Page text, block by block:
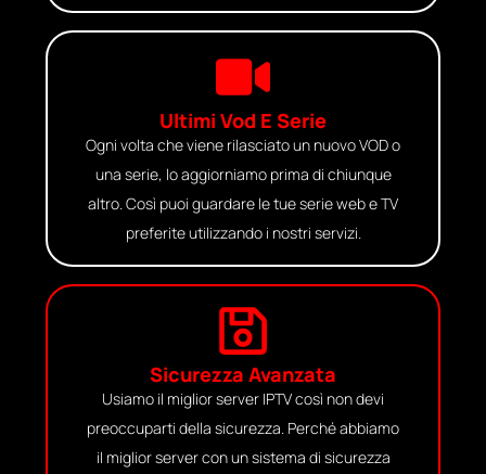
Ultimi Vod E Serie
Ogni volta che viene rilasciato un nuovo VOD o
una serie, lo aggiorniamo prima di chiunque
altro. Così puoi guardare le tue serie web e TV
preferite utilizzando i nostri servizi.
Sicurezza Avanzata
Usiamo il miglior server IPTV così non devi
preoccuparti della sicurezza. Perché abbiamo
il miglior server con un sistema di sicurezza